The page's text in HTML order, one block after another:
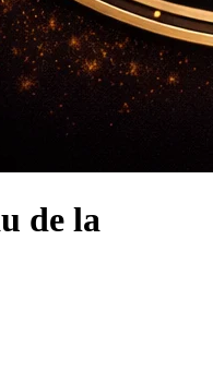
de la